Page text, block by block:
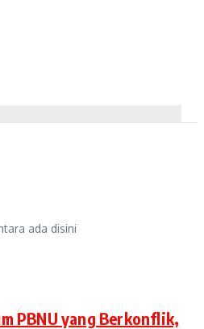
ada disini
PBNU yang Berkonflik,